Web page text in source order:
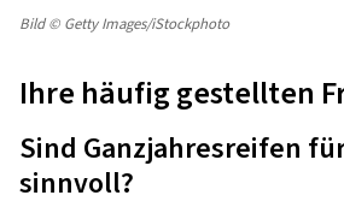
Bild © Getty Images/iStockphoto
Ihre häufig gestellten
Sind Ganzjahresreifen
sinnvoll?